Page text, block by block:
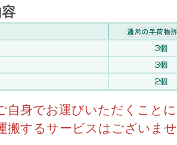
自身でお運びいただくこと
搬するサービスはございま